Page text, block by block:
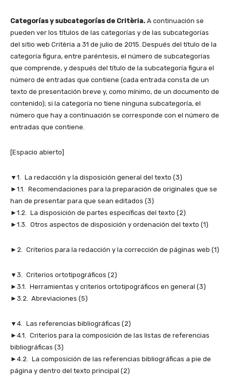
Categorías y subcategorías de Critèria. A continuación se
pueden ver los títulos de las categorías y de las subcategorías
del sitio web Critèria a 31 de julio de 2015. Después del título de la
categoría figura, entre paréntesis, el número de subcategorías
que comprende, y después del título de la subcategoría figura el
número de entradas que contiene (cada entrada consta de un
texto de presentación breve y, como mínimo, de un documento de
contenido); si la categoría no tiene ninguna subcategoría, el
número que hay a continuación se corresponde con el número de
entradas que contiene.
[Espacio abierto]
▼1. La redacción y la disposición general del texto (3)
►1.1. Recomendaciones para la preparación de originales que se
han de presentar para que sean editados (3)
►1.2. La disposición de partes específicas del texto (2)
►1.3. Otros aspectos de disposición y ordenación del texto (1)
►2. Criterios para la redacción y la corrección de páginas web (1)
▼3. Criterios ortotipográficos (2)
►3.1. Herramientas y criterios ortotipográficos en general (3)
►3.2. Abreviaciones (5)
▼4. Las referencias bibliográficas (2)
►4.1. Criterios para la composición de las listas de referencias
bibliográficas (3)
►4.2. La composición de las referencias bibliográficas a pie de
página y dentro del texto principal (2)